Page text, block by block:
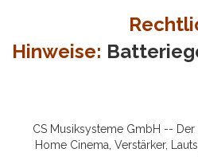
Hinweise:
CS Musiksysteme GmbH -- Der
Home Cinema, Verstärker,